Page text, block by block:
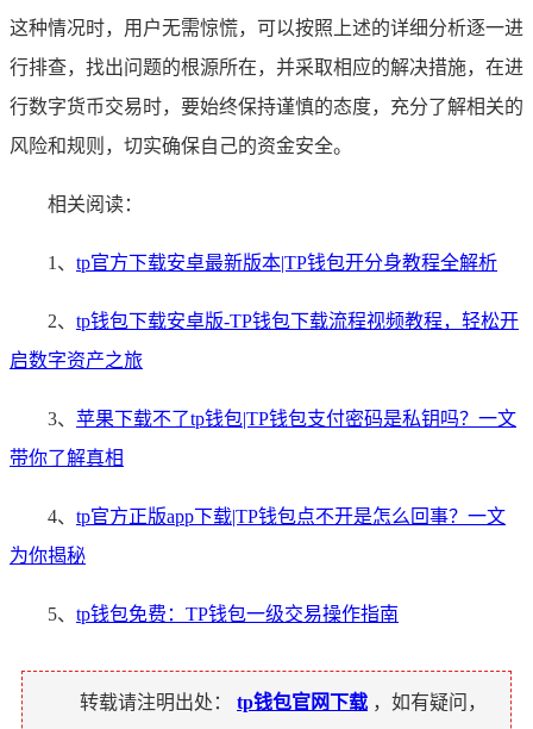
这种情况时，用户无需惊慌，可以按照上述的详细分析逐一进
行排查，找出问题的根源所在，并采取相应的解决措施，在进
行数字货币交易时，要始终保持谨慎的态度，充分了解相关的
风险和规则，切实确保自己的资金安全。
相关阅读：
1、 tp官方下载安卓最新版本|TP钱包开分身教程全解析
2、 tp钱包下载安卓版-TP钱包下载流程视频教程，轻松开
启数字资产之旅
3、 苹果下载不了tp钱包|TP钱包支付密码是私钥吗？一文
带你了解真相
4、 tp官方正版app下载|TP钱包点不开是怎么回事？一文
为你揭秘
5、 tp钱包免费：TP钱包一级交易操作指南
转载请注明出处： tp钱包官网下载 ，如有疑问，